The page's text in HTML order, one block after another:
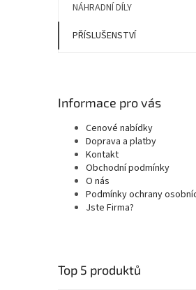
NÁHRADNÍ DÍLY
PŘÍSLUŠENSTVÍ
Informace pro vás
Cenové nabídky
Doprava a platby
Kontakt
Obchodní podmínky
O nás
Podmínky ochrany
Jste Firma?
Top 5 produktů